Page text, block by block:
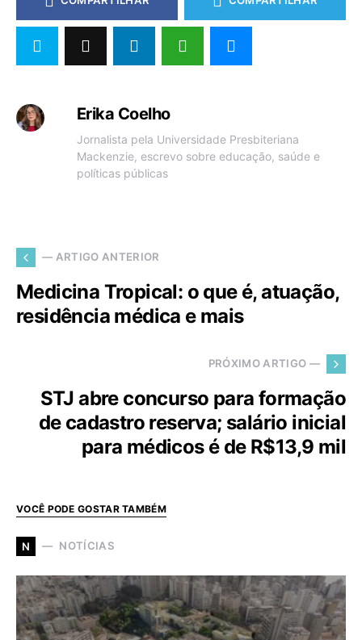
Erika Coelho
Jornalista pela Universidade Presbiteriana
Mackenzie, escrevo sobre educação, saúde e
políticas públicas
— ARTIGO ANTERIOR
Medicina Tropical: o que é, atuação,
residência médica e mais
PRÓXIMO ARTIGO —
STJ abre concurso para formação
de cadastro reserva; salário inicial
para médicos é de R$13,9 mil
VOCÊ PODE GOSTAR TAMBÉM
N NOTÍCIAS